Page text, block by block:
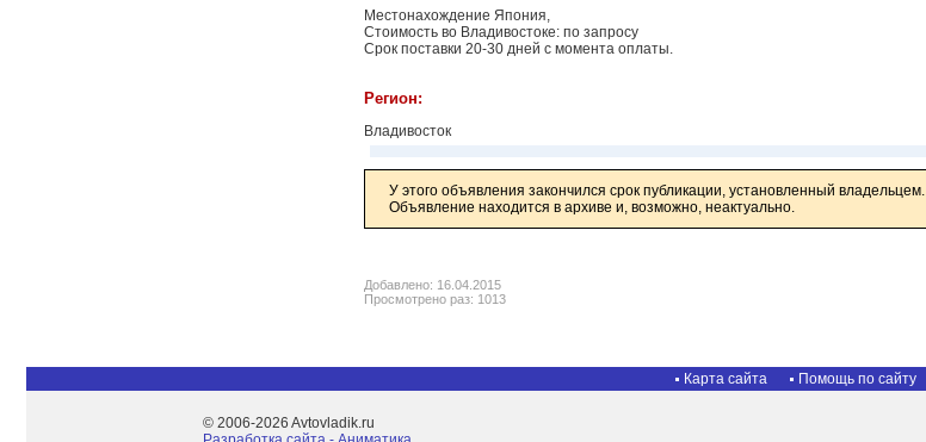
Местонахождение Япония,
Стоимость во Владивостоке: по запросу
Срок поставки 20-30 дней с момента оплаты.
Регион:
Владивосток
У этого объявления закончился срок публикации, установленный владельцем.
Объявление находится в архиве и, возможно, неактуально.
Добавлено: 16.04.2015
Просмотрено раз: 1013
Карта сайта Помощь по сайту
© 2006-2026 Avtovladik.ru